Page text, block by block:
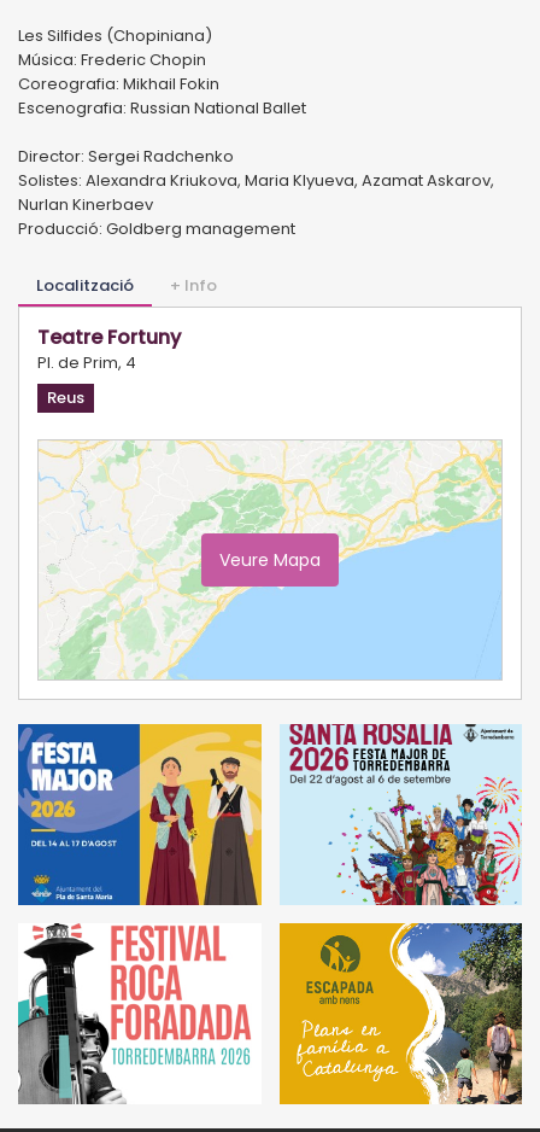
Les Silfides (Chopiniana)
Música: Frederic Chopin
Coreografia: Mikhail Fokin
Escenografia: Russian National Ballet
Director: Sergei Radchenko
Solistes: Alexandra Kriukova, Maria Klyueva, Azamat Askarov,
Nurlan Kinerbaev
Producció: Goldberg management
Localització + Info
Teatre Fortuny
Pl. de Prim, 4
Reus
Veure Mapa